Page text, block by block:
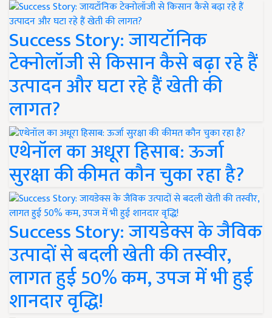
Success Story: जायटॉनिक
टेक्नोलॉजी से किसान कैसे बढ़ा रहे हैं
उत्पादन और घटा रहे हैं खेती की
लागत?
एथेनॉल का अधूरा हिसाब: ऊर्जा
सुरक्षा की कीमत कौन चुका रहा है?
Success Story: जायडेक्स के जैविक
उत्पादों से बदली खेती की तस्वीर,
लागत हुई 50% कम, उपज में भी हुई
शानदार वृद्धि!